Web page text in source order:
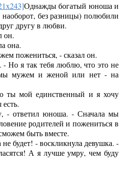
Однажды богатый юноша и
без разницы) полюбили
другу в любви.
он.
она.
пожениться, - сказал он.
Но я так тебя люблю, что это не
мы мужем и женой или нет - на
ты мой единственный и я хочу
есть.
ответил юноша. - Сначала мы
родителей и пожениться в
быть вместе.
будет! - воскликнула девушка. -
А я лучше умру, чем буду